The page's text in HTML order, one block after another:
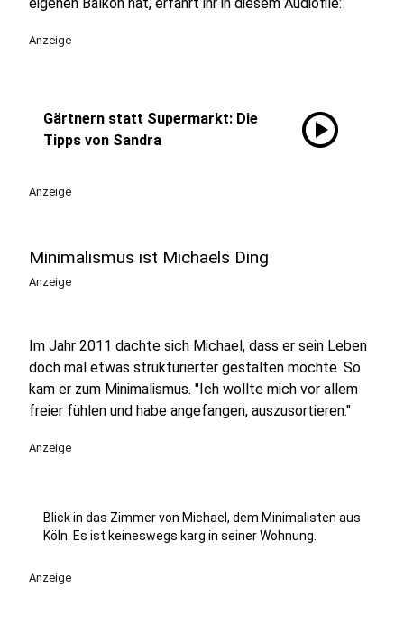
Anzeige
Gärtnern statt Supermarkt: Die
Tipps von Sandra
play_circle
Anzeige
Minimalismus ist Michaels Ding
Anzeige
Im Jahr 2011 dachte sich Michael, dass er sein Leben
doch mal etwas strukturierter gestalten möchte. So
kam er zum Minimalismus. "Ich wollte mich vor allem
freier fühlen und habe angefangen, auszusortieren."
Anzeige
Blick in das Zimmer von Michael, dem Minimalisten aus
Köln. Es ist keineswegs karg in seiner Wohnung.
Anzeige